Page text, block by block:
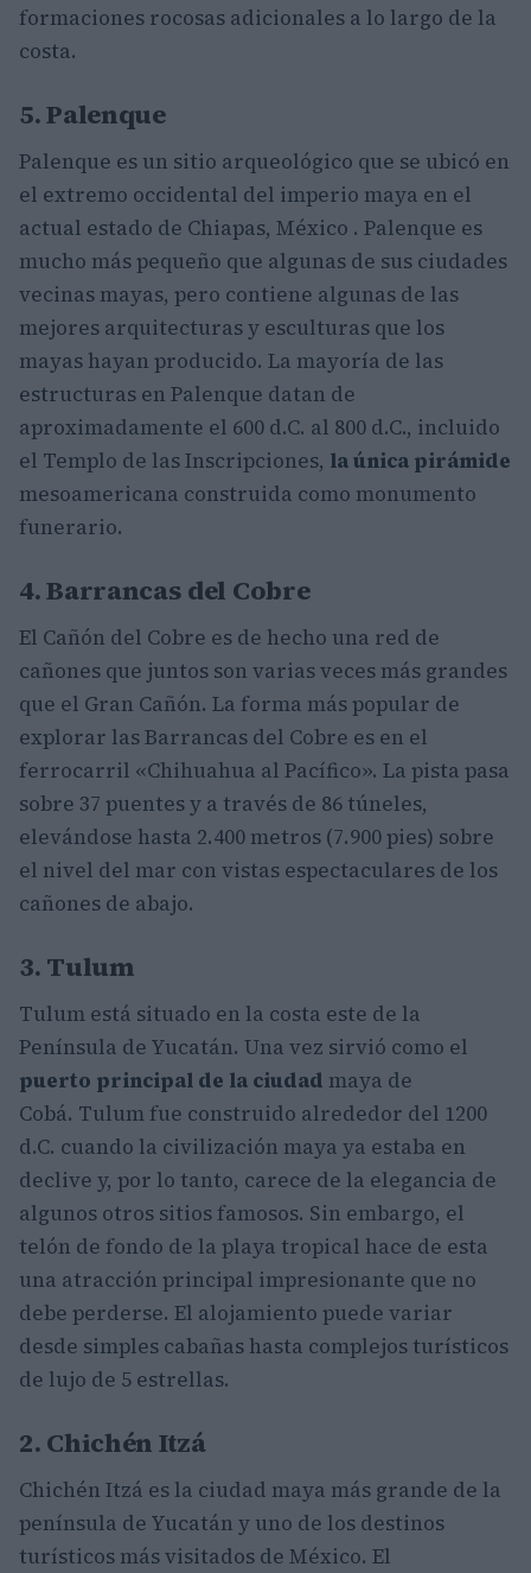
formaciones rocosas adicionales a lo largo de la
costa.
5. Palenque
Palenque es un sitio arqueológico que se ubicó en
el extremo occidental del imperio maya en el
actual estado de Chiapas, México . Palenque es
mucho más pequeño que algunas de sus ciudades
vecinas mayas, pero contiene algunas de las
mejores arquitecturas y esculturas que los
mayas hayan producido. La mayoría de las
estructuras en Palenque datan de
aproximadamente el 600 d.C. al 800 d.C., incluido
el Templo de las Inscripciones, la única pirámide
mesoamericana construida como monumento
funerario.
4. Barrancas del Cobre
El Cañón del Cobre es de hecho una red de
cañones que juntos son varias veces más grandes
que el Gran Cañón. La forma más popular de
explorar las Barrancas del Cobre es en el
ferrocarril «Chihuahua al Pacífico». La pista pasa
sobre 37 puentes y a través de 86 túneles,
elevándose hasta 2.400 metros (7.900 pies) sobre
el nivel del mar con vistas espectaculares de los
cañones de abajo.
3. Tulum
Tulum está situado en la costa este de la
Península de Yucatán. Una vez sirvió como el
puerto principal de la ciudad maya de
Cobá. Tulum fue construido alrededor del 1200
d.C. cuando la civilización maya ya estaba en
declive y, por lo tanto, carece de la elegancia de
algunos otros sitios famosos. Sin embargo, el
telón de fondo de la playa tropical hace de esta
una atracción principal impresionante que no
debe perderse. El alojamiento puede variar
desde simples cabañas hasta complejos turísticos
de lujo de 5 estrellas.
2. Chichén Itzá
Chichén Itzá es la ciudad maya más grande de la
península de Yucatán y uno de los destinos
turísticos más visitados de México. El